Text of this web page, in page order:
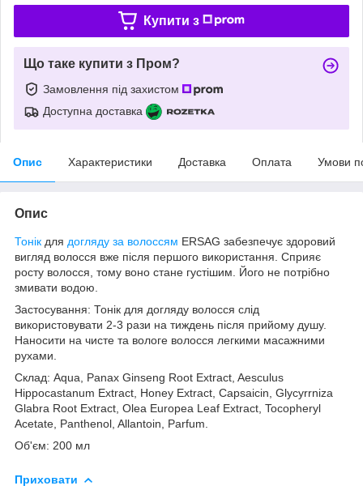
Купити з
Що таке купити з Пром?
Замовлення під захистом
Доступна доставка
Опис Характеристики Доставка Оплата Умови
Опис
Тонік для догляду за волоссям ERSAG забезпечує здоровий
вигляд волосся вже після першого використання. Сприяє
росту волосся, тому воно стане густішим. Його не потрібно
змивати водою.
Застосування: Тонік для догляду волосся слід
використовувати 2-3 рази на тиждень після прийому душу.
Наносити на чисте та вологе волосся легкими масажними
рухами.
Склад: Aqua, Panax Ginseng Root Extract, Aesculus
Hippocastanum Extract, Honey Extract, Capsaicin, Glycyrrniza
Glabra Root Extract, Olea Europea Leaf Extract, Tocopheryl
Acetate, Panthenol, Allantoin, Parfum.
Об'єм: 200 мл
Приховати